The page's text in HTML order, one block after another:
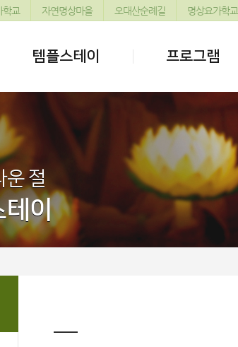
학교 자연명상마을 오대산순례길 명상요가학교
템플스테이 프로그램
운 절
테이